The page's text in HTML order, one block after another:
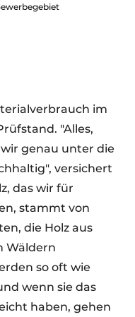
im
"Alles,
genau unter die
versichert
das wir für
stammt von
die Holz aus
Wäldern
so oft wie
wenn sie das
haben, gehen